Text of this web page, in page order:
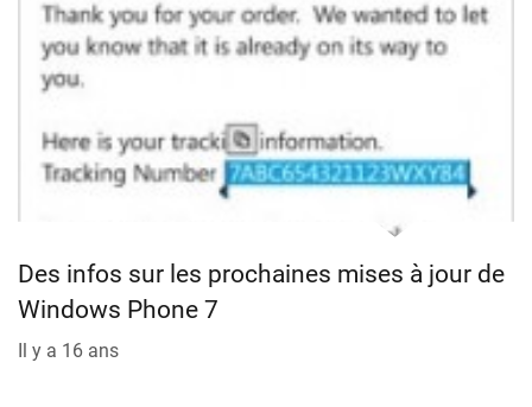
Des infos sur les prochaines mises à jour de
Windows Phone 7
Il y a 16 ans